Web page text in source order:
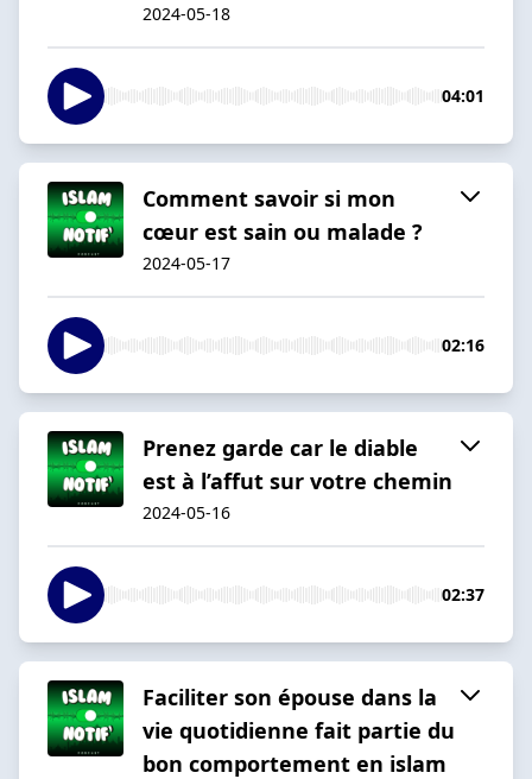
2024-05-18
04:01
Comment savoir si mon
cœur est sain ou malade ?
2024-05-17
02:16
Prenez garde car le diable
est à l’affut sur votre chemin
2024-05-16
02:37
Faciliter son épouse dans la
vie quotidienne fait partie du
bon comportement en islam